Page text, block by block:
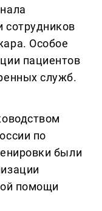
сотрудников
Особое
пациентов
служб.
по
были
помощи